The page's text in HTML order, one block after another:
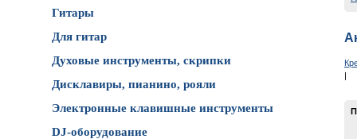
Гитары
Для гитар
Духовые инструменты, скрипки
Дисклавиры, пианино, рояли
Электронные клавишные инструменты
DJ-оборудование
|